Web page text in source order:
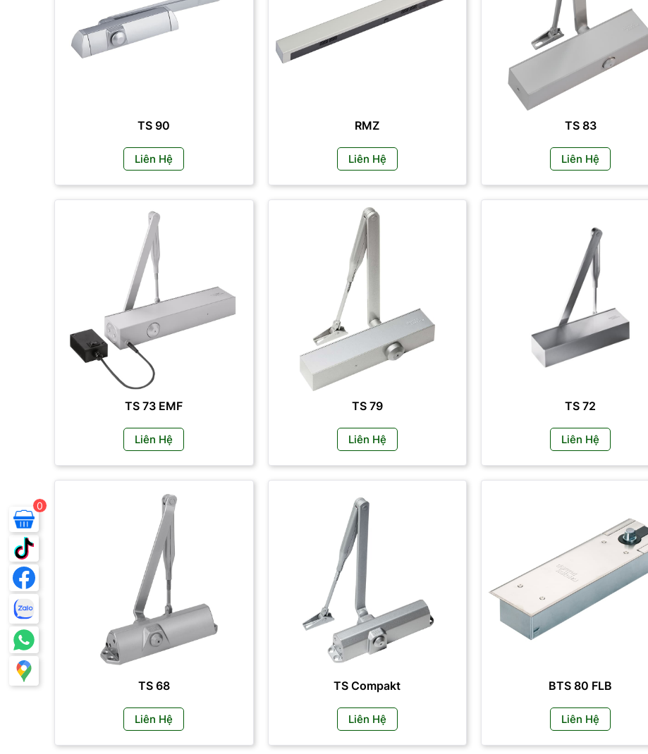
TS 90
Liên Hệ
RMZ
Liên Hệ
TS 83
Liên Hệ
TS 73 EMF
Liên Hệ
TS 79
Liên Hệ
TS 72
Liên Hệ
TS 68
Liên Hệ
TS Compakt
Liên Hệ
BTS 80 FLB
Liên Hệ
0